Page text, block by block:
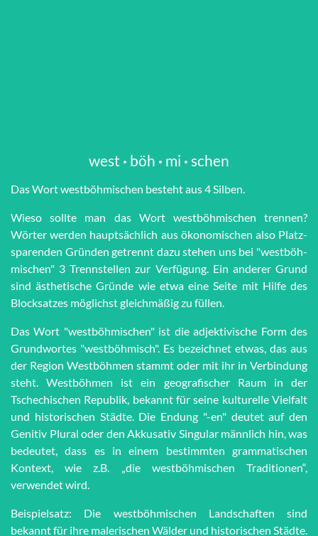
west · böh · mi · schen
Das Wort west­böh­mi­schen besteht aus 4 Silben.
Wieso sollte man das Wort west­böh­mi­schen trennen?
Wörter werden haupt­sächlich aus öko­no­mi­schen also Platz­
spar­en­den Grün­den getrennt dazu stehen uns bei "west­böh­
mi­schen" 3 Trenn­stel­len zur Ver­fü­gung. Ein anderer Grund
sind äs­the­tische Grün­de wie et­wa eine Seite mit Hilfe des
Block­satzes möglichst gleich­mä­ßig zu füllen.
Das Wort "westböhmischen" ist die adjektivische Form des
Grundwortes "westböhmisch". Es bezeichnet etwas, das aus
der Region Westböhmen stammt oder mit ihr in Verbindung
steht. Westböhmen ist ein geografischer Raum in der
Tschechischen Republik, bekannt für seine kulturelle Vielfalt
und historischen Städte. Die Endung "-en" deutet auf den
Genitiv Plural oder den Akkusativ Singular männlich hin, was
bedeutet, dass es in einem bestimmten grammatischen
Kontext, wie z.B. „die westböhmischen Traditionen“,
verwendet wird.
Beispielsatz: Die westböhmischen Landschaften sind
bekannt für ihre malerischen Wälder und historischen Städte.